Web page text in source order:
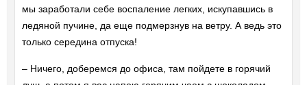
мы заработали себе воспаление легких, искупавшись в
ледяной пучине, да еще подмерзнув на ветру. А ведь это
только середина отпуска!
– Ничего, доберемся до офиса, там пойдете в горячий